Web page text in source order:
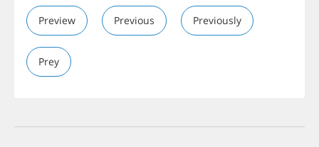
Preview Previous Previously
Prey